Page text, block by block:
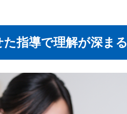
指導で理解が深まる